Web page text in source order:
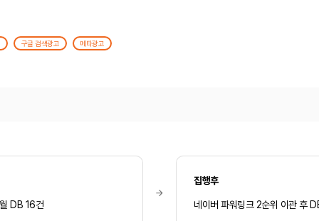
구글 검색광고 메타광고
DB 16건
집행후
네이버 파워링크 2순위 이관 후